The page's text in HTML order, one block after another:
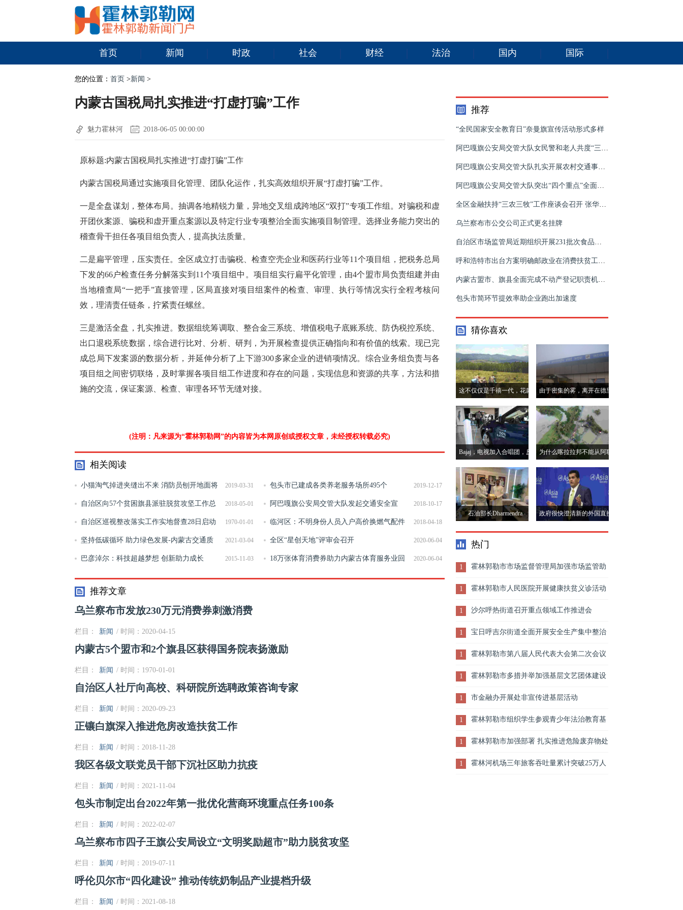
首页 新闻 时政 社会 财经 法治 国内 国际
您的位置： 首页 >新闻 >
内蒙古国税局扎实推进“打虚打骗”工作
魅力霍林河 2018-06-05 00:00:00
原标题:内蒙古国税局扎实推进“打虚打骗”工作
内蒙古国税局通过实施项目化管理、团队化运作，扎实高效组织开展“打虚打骗”工作。
一是全盘谋划，整体布局。抽调各地精锐力量，异地交叉组成跨地区“双打”专项工作组。对骗税和虚
开团伙案源、骗税和虚开重点案源以及特定行业专项整治全面实施项目制管理。选择业务能力突出的
稽查骨干担任各项目组负责人，提高执法质量。
二是扁平管理，压实责任。全区成立打击骗税、检查空壳企业和医药行业等11个项目组，把税务总局
下发的66户检查任务分解落实到11个项目组中。项目组实行扁平化管理，由4个盟市局负责组建并由
当地稽查局“一把手”直接管理，区局直接对项目组案件的检查、审理、执行等情况实行全程考核问
效，理清责任链条，拧紧责任螺丝。
三是激活全盘，扎实推进。数据组统筹调取、整合金三系统、增值税电子底账系统、防伪税控系统、
出口退税系统数据，综合进行比对、分析、研判，为开展检查提供正确指向和有价值的线索。现已完
成总局下发案源的数据分析，并延伸分析了上下游300多家企业的进销项情况。综合业务组负责与各
项目组之间密切联络，及时掌握各项目组工作进度和存在的问题，实现信息和资源的共享，方法和措
施的交流，保证案源、检查、审理各环节无缝对接。
(注明：凡来源为“霍林郭勒网”的内容皆为本网原创或授权文章，未经授权转载必究)
相关阅读
2019-03-31
小猫淘气掉进夹缝出不来 消防员刨开地面将
其救出
2019-12-17
包头市已建成各类养老服务场所495个
2018-05-01
自治区向57个贫困旗县派驻脱贫攻坚工作总
队
2018-10-17
阿巴嘎旗公安局交管大队发起交通安全宣
传“大攻势”
1970-01-01
自治区巡视整改落实工作实地督查28日启动 2018-04-18
临河区：不明身份人员入户高价换燃气配件
2021-03-04
坚持低碳循环 助力绿色发展-内蒙古交通质
监局积极推进温拌沥青和废旧路面资源化利用技术研究
2020-06-04
全区“星创天地”评审会召开
2015-11-03
巴彦淖尔：科技超越梦想 创新助力成长 2020-06-04
18万张体育消费券助力内蒙古体育服务业回
暖
推荐文章
乌兰察布市发放230万元消费券刺激消费
栏目： 新闻 / 时间：2020-04-15
内蒙古5个盟市和2个旗县区获得国务院表扬激励
栏目： 新闻 / 时间：1970-01-01
自治区人社厅向高校、科研院所选聘政策咨询专家
栏目： 新闻 / 时间：2020-09-23
正镶白旗深入推进危房改造扶贫工作
栏目： 新闻 / 时间：2018-11-28
我区各级文联党员干部下沉社区助力抗疫
栏目： 新闻 / 时间：2021-11-04
包头市制定出台2022年第一批优化营商环境重点任务100条
栏目： 新闻 / 时间：2022-02-07
乌兰察布市四子王旗公安局设立“文明奖励超市”助力脱贫攻坚
栏目： 新闻 / 时间：2019-07-11
呼伦贝尔市“四化建设” 推动传统奶制品产业提档升级
栏目： 新闻 / 时间：2021-08-18
推荐
“全民国家安全教育日”奈曼旗宣传活动形式多样
阿巴嘎旗公安局交管大队女民警和老人共度“三八”节
阿巴嘎旗公安局交管大队扎实开展农村交通事故预防工作
阿巴嘎旗公安局交管大队突出“四个重点”全面强化初夏农村道路交通管理工作
全区金融扶持“三农三牧”工作座谈会召开 张华讲话
乌兰察布市公交公司正式更名挂牌
自治区市场监管局近期组织开展231批次食品抽检
呼和浩特市出台方案明确邮政业在消费扶贫工作中的职责和作用
内蒙古盟市、旗县全面完成不动产登记职责机构整合工作
包头市简环节提效率助企业跑出加速度
猜你喜欢
这不仅仅是千禧一代，花款
模式正在看到总体班次
由于密集的雾，离开在德里
机场举行2小时
Bajaj，电视加入合唱团，反
对政府的&ldquo;不切实际
和不切实际&rdquo;的全电
动推动
为什么喀拉拉邦不能从阿联
酋接受700亿卢比
石油部长Dharmendra
需求增长4.2％
政府很快澄清新的外国直接
热门
1 霍林郭勒市市场监督管理局加强市场监管助
推农资企业复工复产
1 霍林郭勒市人民医院开展健康扶贫义诊活动
1 沙尔呼热街道召开重点领域工作推进会
1 宝日呼吉尔街道全面开展安全生产集中整治
工作
1 霍林郭勒市第八届人民代表大会第二次会议
隆重开幕
1 霍林郭勒市多措并举加强基层文艺团体建设
1 市金融办开展处非宣传进基层活动
1 霍林郭勒市组织学生参观青少年法治教育基
地1 霍林郭勒市加强部署 扎实推进危险废弃物处
置工作
1 霍林河机场三年旅客吞吐量累计突破25万人